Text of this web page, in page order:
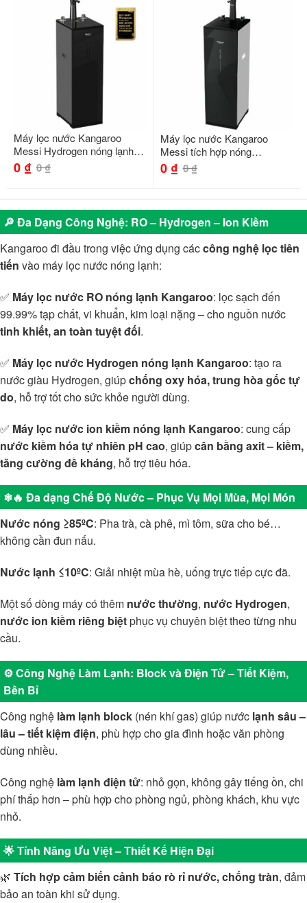
Máy lọc nước Kangaroo
Messi Hydrogen nóng lạnh
KG10M26
0 ₫ 0₫
Máy lọc nước Kangaroo
Messi tích hợp nóng
KG10M23
0 ₫ 0₫
🔎 Đa Dạng Công Nghệ: RO – Hydrogen – Ion Kiềm
Kangaroo đi đầu trong việc ứng dụng cáccông nghệ lọc tiên
tiến vào máy lọc nước nóng lạnh:
✅ Máy lọc nước RO nóng lạnh Kangaroo: lọc sạch đến
99.99% tạp chất, vi khuẩn, kim loại nặng – cho nguồn nước
tinh khiết, an toàn tuyệt đối.
✅ Máy lọc nước Hydrogen nóng lạnh Kangaroo: tạo ra
nước giàu Hydrogen, giúpchống oxy hóa, trung hòa gốc tự
do, hỗ trợ tốt cho sức khỏe người dùng.
✅ Máy lọc nước ion kiềm nóng lạnh Kangaroo: cung cấp
nước kiềm hóa tự nhiên pH cao, giúpcân bằng axit – kiềm,
tăng cường đề kháng, hỗ trợ tiêu hóa.
❄🔥 Đa dạng Chế Độ Nước – Phục Vụ Mọi Mùa, Mọi Món
Nước nóng ≥85ºC: Pha trà, cà phê, mì tôm, sữa cho bé…
không cần đun nấu.
Nước lạnh ≤10ºC: Giải nhiệt mùa hè, uống trực tiếp cực đã.
Một số dòng máy có thêm nước thường, nước Hydrogen,
nước ion kiềm riêng biệtphục vụ chuyên biệt theo từng nhu
cầu.
⚙️ Công Nghệ Làm Lạnh: Block và Điện Tử – Tiết Kiệm,
Bền Bỉ
Công nghệ làm lạnh block (nén khí gas) giúp nước lạnh sâu –
lâu – tiết kiệm điện, phù hợp cho gia đình hoặc văn phòng
dùng nhiều.
Công nghệ làm lạnh điện tử: nhỏ gọn, không gây tiếng ồn, chi
phí thấp hơn – phù hợp cho phòng ngủ, phòng khách, khu vực
nhỏ.
🌟 Tính Năng Ưu Việt – Thiết Kế Hiện Đại
🌿 Tích hợp cảm biến cảnh báo rò rỉ nước, chống tràn, đảm
bảo an toàn khi sử dụng.